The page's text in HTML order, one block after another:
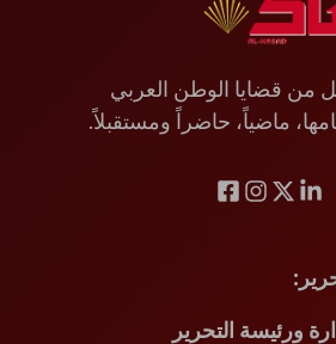
من قضايا الوطن العربي
ماضياً، حاضراً ومستقبلاً.
:
ورئيسة التحرير